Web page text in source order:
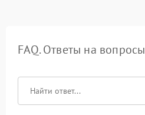
FAQ. Ответы на вопросы